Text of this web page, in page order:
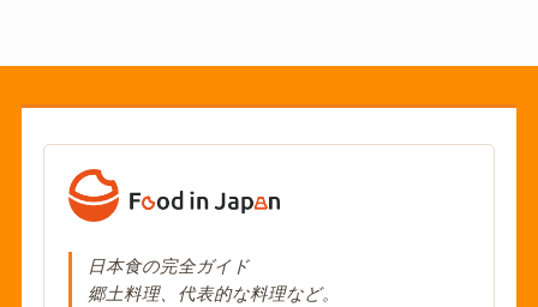
日本食の完全ガイド
郷土料理、代表的な料理など。